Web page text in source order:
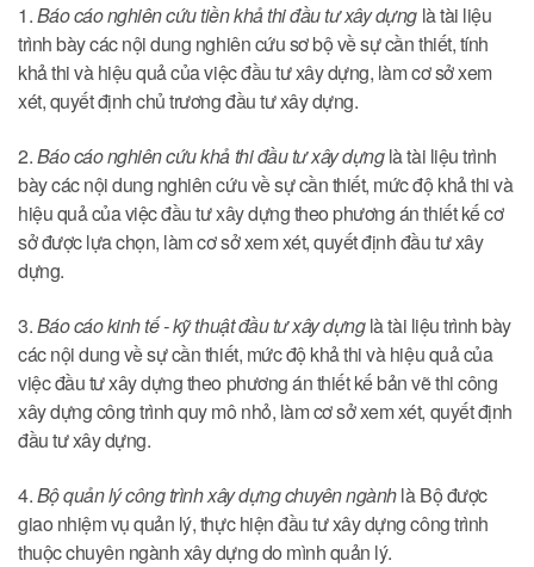
1.Báo cáo nghiên cứu tiền khả thi đầu tư xây dựng là tài liệu
trình bày các nội dung nghiên cứu sơ bộ về sự cần thiết, tính
khả thi và hiệu quả của việc đầu tư xây dựng, làm cơ sở xem
xét, quyết định chủ trương đầu tư xây dựng.
2.Báo cáo nghiên cứu khả thi đầu tư xây dựnglà tài liệu trình
bày các nội dung nghiên cứu về sự cần thiết, mức độ khả thi và
hiệu quả của việc đầu tư xây dựng theo phương án thiết kế cơ
sở được lựa chọn, làm cơ sở xem xét, quyết định đầu tư xây
dựng.
3.Báo cáo kinh tế - kỹ thuật đầu tư xây dựnglà tài liệu trình bày
các nội dung về sự cần thiết, mức độ khả thi và hiệu quả của
việc đầu tư xây dựng theo phương án thiết kế bản vẽ thi công
xây dựng công trình quy mô nhỏ, làm cơ sở xem xét, quyết định
đầu tư xây dựng.
4.Bộ quản lý công trình xây dựng chuyên ngànhlà Bộ được
giao nhiệm vụ quản lý, thực hiện đầu tư xây dựng công trình
thuộc chuyên ngành xây dựng do mình quản lý.